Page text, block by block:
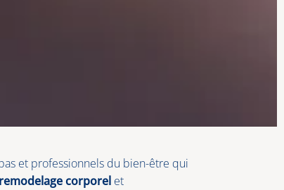
et professionnels du bien-être qui
remodelage corporel et